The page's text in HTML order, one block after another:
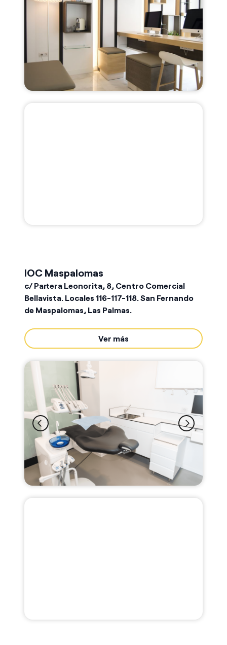
IOC Maspalomas
c/ Partera Leonorita, 8, Centro Comercial
Bellavista. Locales 116-117-118. San Fernando
de Maspalomas, Las Palmas.
Ver más